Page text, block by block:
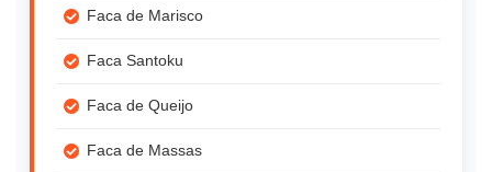
Faca de Marisco
Faca Santoku
Faca de Queijo
Faca de Massas